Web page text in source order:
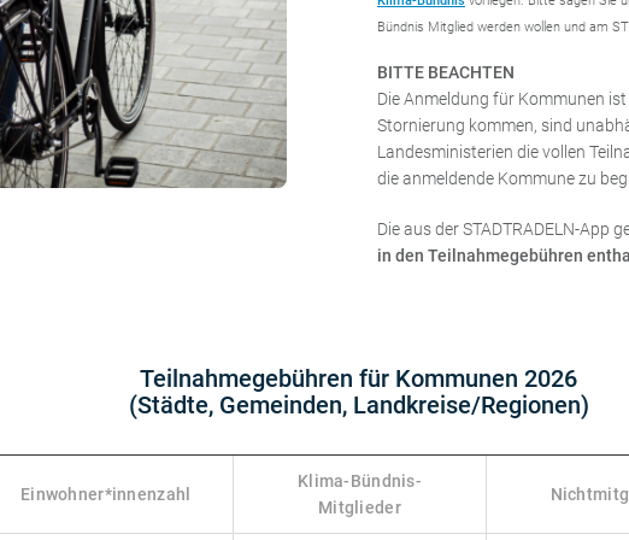
Bündnis Mitglied werden wollen und am
BITTE BEACHTEN
Die Anmeldung für Kommunen
Stornierung kommen, sind
Landesministerien die vollen
die anmeldende Kommune zu
Die aus der STADTRADELN-App
in den Teilnahmegebühren
Teilnahmegebühren für Kommunen 2026
(Städte, Gemeinden, Landkreise/Regionen)
Einwohner*innenzahl
Klima-Bündnis-
Mitglieder